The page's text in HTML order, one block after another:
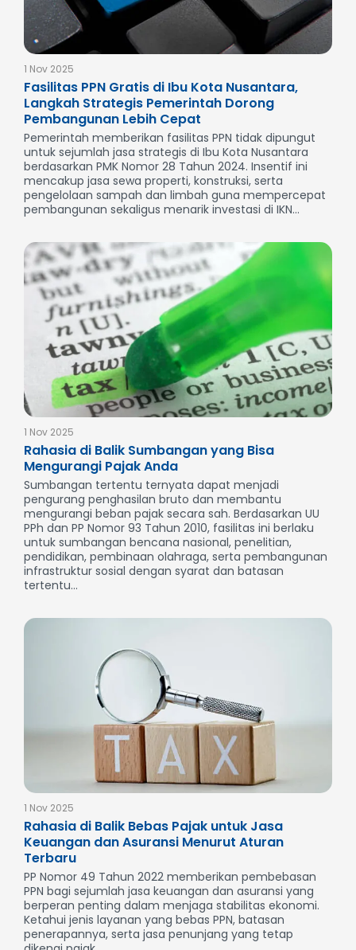
1 Nov 2025
Fasilitas PPN Gratis di Ibu Kota Nusantara,
Langkah Strategis Pemerintah Dorong
Pembangunan Lebih Cepat
Pemerintah memberikan fasilitas PPN tidak dipungut
untuk sejumlah jasa strategis di Ibu Kota Nusantara
berdasarkan PMK Nomor 28 Tahun 2024. Insentif ini
mencakup jasa sewa properti, konstruksi, serta
pengelolaan sampah dan limbah guna mempercepat
pembangunan sekaligus menarik investasi di IKN...
1 Nov 2025
Rahasia di Balik Sumbangan yang Bisa
Mengurangi Pajak Anda
Sumbangan tertentu ternyata dapat menjadi
pengurang penghasilan bruto dan membantu
mengurangi beban pajak secara sah. Berdasarkan UU
PPh dan PP Nomor 93 Tahun 2010, fasilitas ini berlaku
untuk sumbangan bencana nasional, penelitian,
pendidikan, pembinaan olahraga, serta pembangunan
infrastruktur sosial dengan syarat dan batasan
tertentu...
1 Nov 2025
Rahasia di Balik Bebas Pajak untuk Jasa
Keuangan dan Asuransi Menurut Aturan
Terbaru
PP Nomor 49 Tahun 2022 memberikan pembebasan
PPN bagi sejumlah jasa keuangan dan asuransi yang
berperan penting dalam menjaga stabilitas ekonomi.
Ketahui jenis layanan yang bebas PPN, batasan
penerapannya, serta jasa penunjang yang tetap